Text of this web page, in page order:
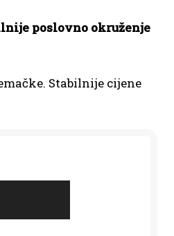
poslovno okruženje
Stabilnije cijene